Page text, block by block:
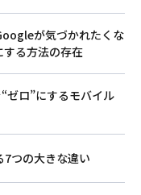
が気づかれたくな
る方法の存在
ゼロ”にするモバイル
つの大きな違い